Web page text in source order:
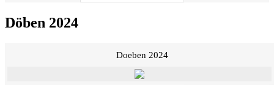
Döben 2024
Doeben 2024